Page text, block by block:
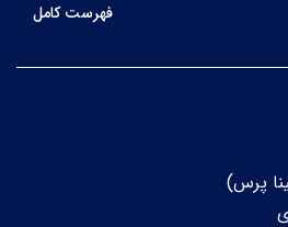
فهرست کامل
پرس)